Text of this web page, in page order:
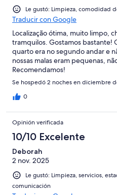
Le gustó: Limpieza, comodidad
Traducir con Google
Localização ótima, muito limpo,
tramquilos. Gostamos bastante!
quarto era no segundo andar e
nossas malas eram pequenas,
Recomendamos!
Se hospedó 2 noches en diciembre
0
Opinión verificada
10/10 Excelente
Deborah
2 nov. 2025
Le gustó: Limpieza, servicios,
comunicación